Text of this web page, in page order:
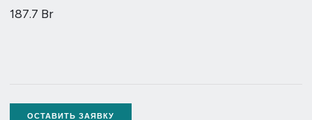
187.7 Br
ОСТАВИТЬ ЗАЯВКУ